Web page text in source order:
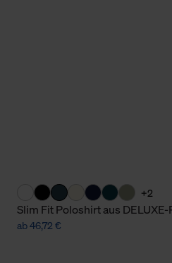
+2
Slim Fit Poloshirt aus
ab 46,72 €